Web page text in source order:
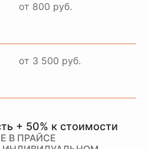
от 800 руб.
от 3 500 руб.
+ 50% к стоимости
В ПРАЙСЕ